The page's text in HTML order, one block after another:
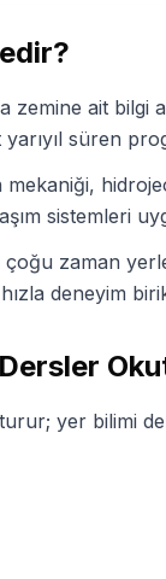
ait
süren
sistemleri
zaman
deneyim
yer bilimi